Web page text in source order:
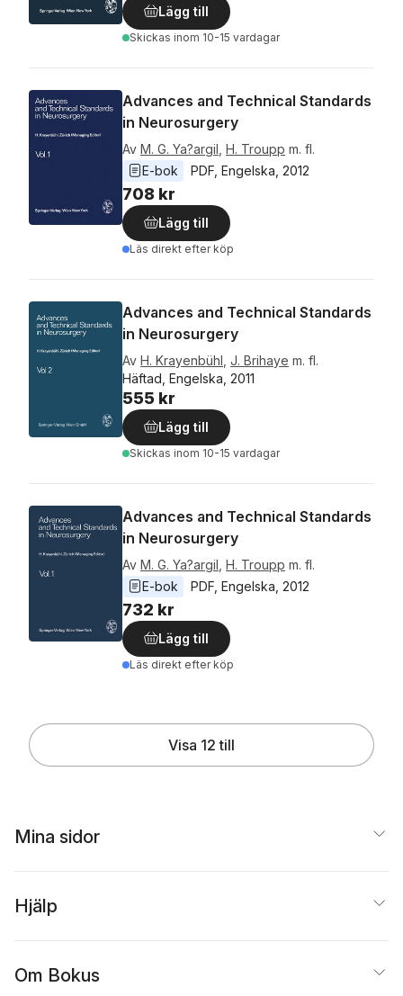
Lägg till
Skickas inom 10-15 vardagar
Advances and Technical Standards
in Neurosurgery
Av M. G. Ya?argil H. Troupp m. fl.
E-bok
PDF Engelska 2012
708 kr
Lägg till
Läs direkt efter köp
Advances and Technical Standards
in Neurosurgery
Av H. Krayenbühl J. Brihaye m. fl.
Häftad, Engelska, 2011
555 kr
Lägg till
Skickas inom 10-15 vardagar
Advances and Technical Standards
in Neurosurgery
Av M. G. Ya?argil H. Troupp m. fl.
E-bok
PDF Engelska 2012
732 kr
Lägg till
Läs direkt efter köp
Visa 12 till
Mina sidor
Hjälp
Om Bokus